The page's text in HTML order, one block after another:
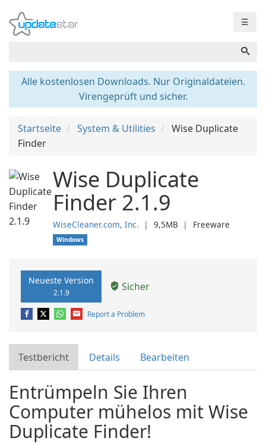
☰
Alle kostenlosen Downloads. Nur Originaldateien.
Virengeprüft und sicher.
Startseite System & Utilities
Wise Duplicate
Finder
Wise Duplicate
Finder 2.1.9
WiseCleaner.com, Inc. ❘ 9,5MB ❘ Freeware
Windows
Neueste Version
2.1.9 Sicher
Report a Problem
Testbericht Details Bearbeiten
Entrümpeln Sie Ihren
Computer mühelos mit Wise
Duplicate Finder!